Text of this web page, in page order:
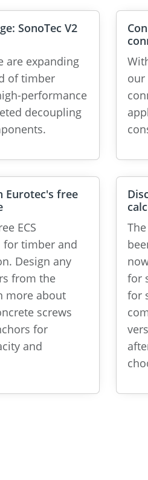
SonoTec V2
are expanding
of timber
performance
decoupling
our
Eurotec's free
ECS
for timber and
Design any
from the
more about
screws
for
and
for
for